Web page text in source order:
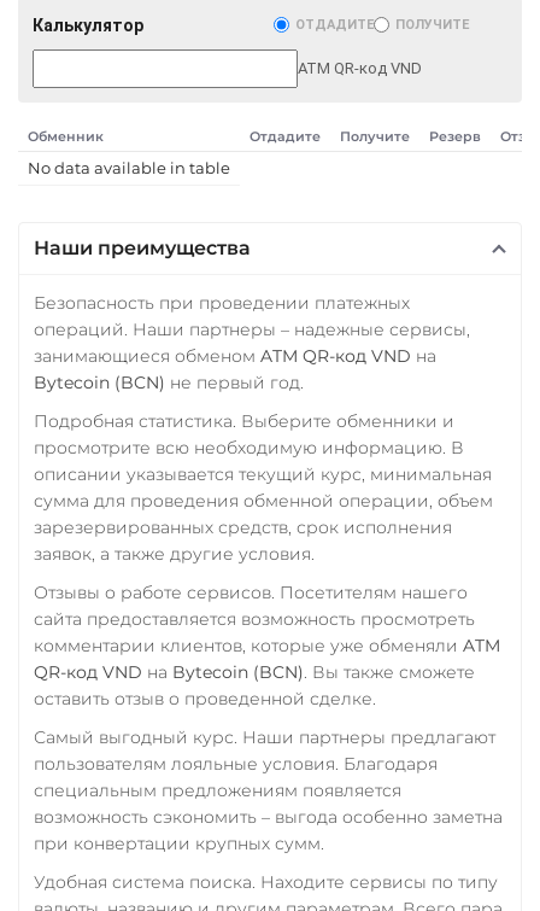
Калькулятор ОТДАДИТЕ ПОЛУЧИТЕ
ATM QR-код VND
Обменник Отдадите Получите Резерв
No data available in table
Наши преимущества
Безопасность при проведении платежных
операций. Наши партнеры – надежные сервисы,
занимающиеся обменом ATM QR-код VND на
Bytecoin (BCN) не первый год.
Подробная статистика. Выберите обменники и
просмотрите всю необходимую информацию. В
описании указывается текущий курс, минимальная
сумма для проведения обменной операции, объем
зарезервированных средств, срок исполнения
заявок, а также другие условия.
Отзывы о работе сервисов. Посетителям нашего
сайта предоставляется возможность просмотреть
комментарии клиентов, которые уже обменяли ATM
QR-код VND на Bytecoin (BCN). Вы также сможете
оставить отзыв о проведенной сделке.
Самый выгодный курс. Наши партнеры предлагают
пользователям лояльные условия. Благодаря
специальным предложениям появляется
возможность сэкономить – выгода особенно заметна
при конвертации крупных сумм.
Удобная система поиска. Находите сервисы по типу